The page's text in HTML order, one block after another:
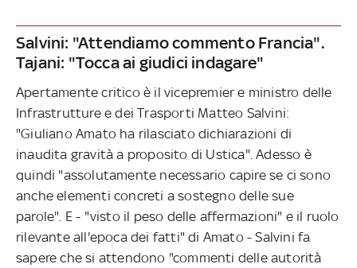
Salvini: "Attendiamo commento Francia".
Tajani: "Tocca ai giudici indagare"
Apertamente critico è il vicepremier e ministro delle
Infrastrutture e dei Trasporti Matteo Salvini:
"Giuliano Amato ha rilasciato dichiarazioni di
inaudita gravità a proposito di Ustica". Adesso è
quindi "assolutamente necessario capire se ci sono
anche elementi concreti a sostegno delle sue
parole". E - "visto il peso delle affermazioni" e il ruolo
rilevante all'epoca dei fatti" di Amato - Salvini fa
sapere che si attendono "commenti delle autorità